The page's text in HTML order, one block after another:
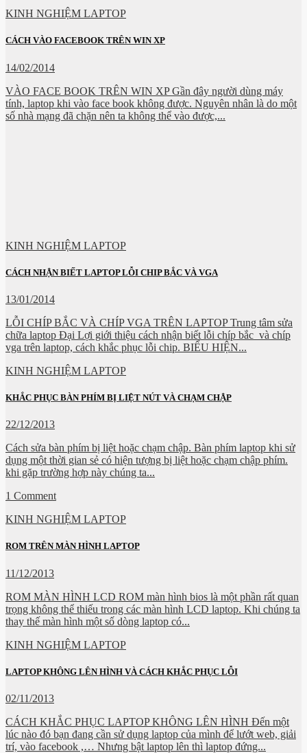
KINH NGHIỆM LAPTOP
CÁCH VÀO FACEBOOK TRÊN WIN XP
14/02/2014
VÀO FACE BOOK TRÊN WIN XP Gần đây người dùng máy
tính, laptop khi vào face book không được. Nguyên nhân là do một
số nhà mạng đã chặn nên ta không thể vào được,...
KINH NGHIỆM LAPTOP
CÁCH NHẬN BIẾT LAPTOP LỖI CHIP BẮC VÀ VGA
13/01/2014
LỖI CHÍP BẮC VÀ CHÍP VGA TRÊN LAPTOP Trung tâm sửa
chữa laptop Đại Lợi giới thiệu cách nhận biết lỗi chíp bắc và chíp
vga trên laptop, cách khắc phục lỗi chip. BIỂU HIỆN...
KINH NGHIỆM LAPTOP
KHẮC PHỤC BÀN PHÍM BỊ LIỆT NÚT VÀ CHẠM CHẬP
22/12/2013
Cách sửa bàn phím bị liệt hoặc chạm chập. Bàn phím laptop khi sử
dụng một thời gian sẻ có hiện tượng bị liệt hoặc chạm chập phím.
khi gặp trường hợp này chúng ta...
1 Comment
KINH NGHIỆM LAPTOP
ROM TRÊN MÀN HÌNH LAPTOP
11/12/2013
ROM MÀN HÌNH LCD ROM màn hình bios là một phần rất quan
trọng không thể thiếu trong các màn hình LCD laptop. Khi chúng ta
thay thế màn hình một số dòng laptop có...
KINH NGHIỆM LAPTOP
LAPTOP KHÔNG LÊN HÌNH VÀ CÁCH KHẮC PHỤC LỖI
02/11/2013
CÁCH KHẮC PHỤC LAPTOP KHÔNG LÊN HÌNH Đến một
lúc nào đó bạn đang cần sử dụng laptop của mình để lướt web, giải
trí, vào facebook ,… Nhưng bật laptop lên thì laptop đứng...